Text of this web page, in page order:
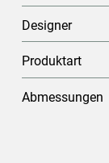
Designer
Produktart
Abmessungen